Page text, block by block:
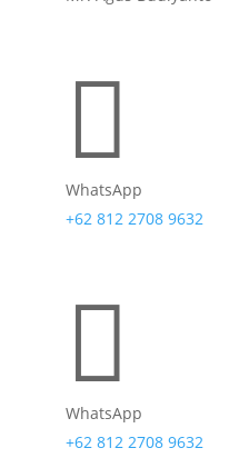

WhatsApp
+62 812 2708 9632

WhatsApp
+62 812 2708 9632